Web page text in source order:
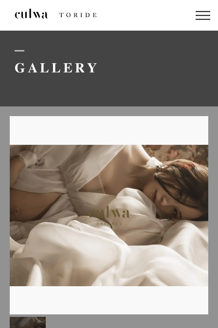
GALLERY
ABOUT US
PACKAGE
STAFF
GALLERY
BLOG
LINEでのお問い合わせはこちら